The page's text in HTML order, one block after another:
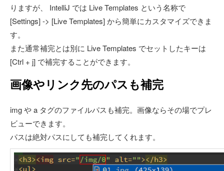
りますが、 IntelliJ では Live Templates という名称で
[Settings] -> [Live Templates] から簡単にカスタマイズできま
す。
また通常補完とは別に Live Templates でセットしたキーは
[Ctrl + j] で補完することができます。
画像やリンク先のパスも補完
img や a タグのファイルパスも補完。画像ならその場でプレ
ビューできます。
パスは絶対パスにしても補完してくれます。